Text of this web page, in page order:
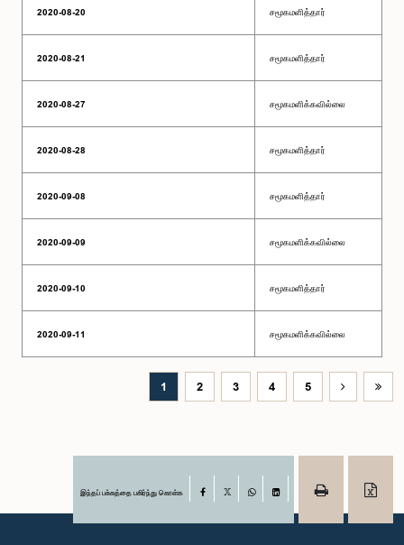
2020-08-20 சமூகமளித்தார்
2020-08-21 சமூகமளித்தார்
2020-08-27 சமூகமளிக்கவில்லை
2020-08-28 சமூகமளித்தார்
2020-09-08 சமூகமளித்தார்
2020-09-09 சமூகமளிக்கவில்லை
2020-09-10 சமூகமளித்தார்
2020-09-11 சமூகமளிக்கவில்லை
1 2 3 4 5
இந்தப் பக்கத்தை பகிர்ந்து கொள்க Facebook